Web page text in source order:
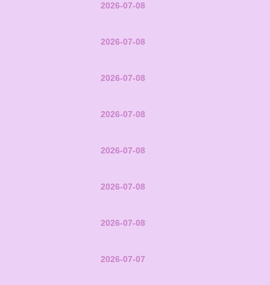
2026-07-08
2026-07-08
2026-07-08
2026-07-08
2026-07-08
2026-07-08
2026-07-08
2026-07-07